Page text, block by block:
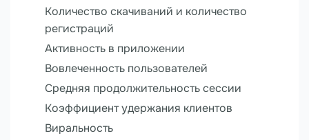
Количество скачиваний и количество
регистраций
Активность в приложении
Вовлеченность пользователей
Средняя продолжительность сессии
Коэффициент удержания клиентов
Виральность